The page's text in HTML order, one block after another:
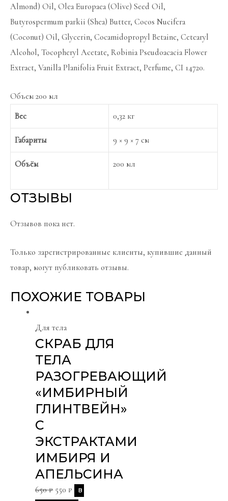
Almond) Oil, Olea Europaea (Olive) Seed Oil,
Butyrospermum parkii (Shea) Butter, Cocos Nucifera
(Coconut) Oil, Glycerin, Cocamidopropyl Betaine, Cetearyl
Alcohol, Tocopheryl Acetate, Robinia Pseudoacacia Flower
Extract, Vanilla Planifolia Fruit Extract, Perfume, CI 14720.
Объем 200 мл
Вес
0,32 кг
Габариты 9 × 9 × 7 см
Объём 200 мл
ОТЗЫВЫ
Отзывов пока нет.
Только зарегистрированные клиенты, купившие данный
товар, могут публиковать отзывы.
ПОХОЖИЕ ТОВАРЫ
Для тела
СКРАБ ДЛЯ
ТЕЛА
РАЗОГРЕВАЮЩИЙ
«ИМБИРНЫЙ
ГЛИНТВЕЙН»
С
ЭКСТРАКТАМИ
ИМБИРЯ И
АПЕЛЬСИНА
650₽ 550 ₽ В